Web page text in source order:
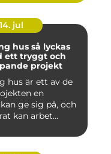
14. jul
så lyckas
ett tryggt och
projekt
hus är ett av de
en
ge sig på, och
kan arbet...